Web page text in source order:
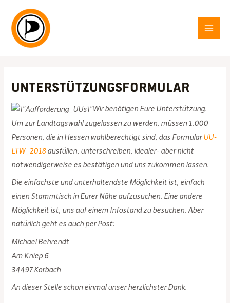
Inhalt
springen
Unterstützungsformular
Wir benötigen Eure Unterstützung.
Um zur Landtagswahl zugelassen zu werden, müssen 1.000
Personen, die in Hessen wahlberechtigt sind, das FormularUU-
LTW_2018ausfüllen, unterschreiben, idealer- aber nicht
notwendigerweise es bestätigen und uns zukommen lassen.
Die einfachste und unterhaltendste Möglichkeit ist, einfach
einen Stammtisch in Eurer Nähe aufzusuchen. Eine andere
Möglichkeit ist, uns auf einem Infostand zu besuchen. Aber
natürlich geht es auch per Post:
Michael Behrendt
Am Kniep 6
34497 Korbach
An dieser Stelle schon einmal unser herzlichster Dank.